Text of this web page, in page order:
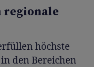
regionale
höchste
den Bereichen